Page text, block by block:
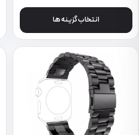
انتخاب گزینه ها